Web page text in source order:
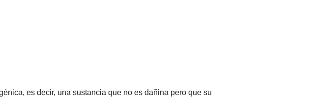
es decir, una sustancia que no es dañina pero que su